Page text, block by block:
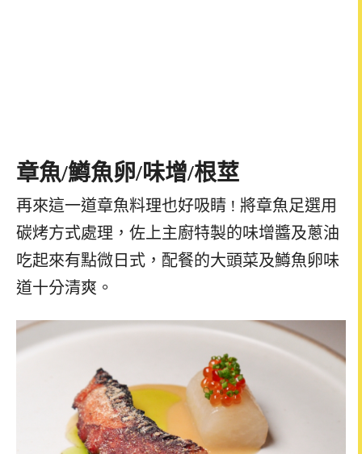
章魚/鱒魚卵/味增/根莖
再來這一道章魚料理也好吸睛 ! 將章魚足選用
碳烤方式處理，佐上主廚特製的味增醬及蔥油
吃起來有點微日式，配餐的大頭菜及鱒魚卵味
道十分清爽。